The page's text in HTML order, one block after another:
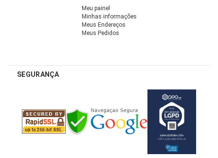
Meu painel
Minhas informações
Meus Endereços
Meus Pedidos
SEGURANÇA